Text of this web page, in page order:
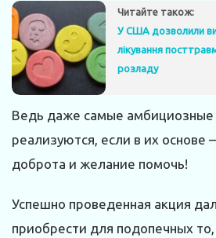
Читайте також:
У США дозволили
лікування
розладу
Ведь даже самые амбициозные
реализуются, если в их основе
доброта и желание помочь!
Успешно проведенная акция
приобрести для подопечных